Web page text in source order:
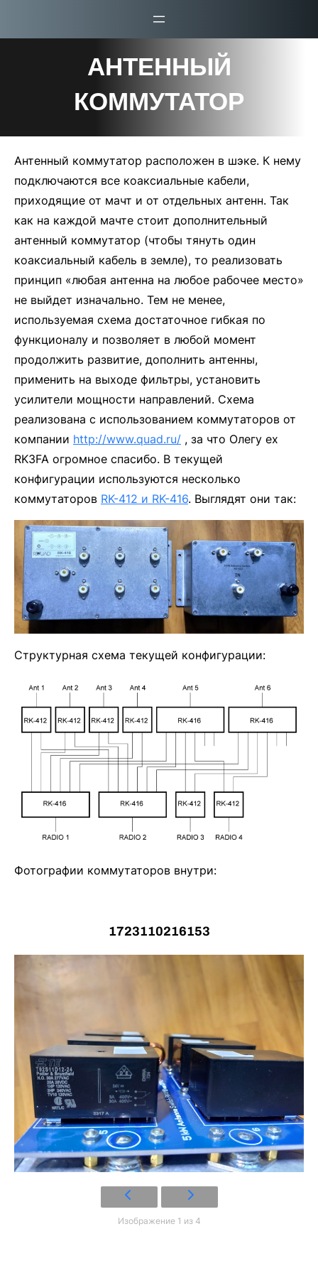
содержимому
АНТЕННЫЙ
КОММУТАТОР
Антенный коммутатор расположен в шэке. К нему
подключаются все коаксиальные кабели,
приходящие от мачт и от отдельных антенн. Так
как на каждой мачте стоит дополнительный
антенный коммутатор (чтобы тянуть один
коаксиальный кабель в земле), то реализовать
принцип «любая антенна на любое рабочее место»
не выйдет изначально. Тем не менее,
используемая схема достаточное гибкая по
функционалу и позволяет в любой момент
продолжить развитие, дополнить антенны,
применить на выходе фильтры, установить
усилители мощности направлений. Схема
реализована с использованием коммутаторов от
компании http://www.quad.ru/ , за что Олегу ех
RK3FA огромное спасибо. В текущей
конфигурации используются несколько
коммутаторов RK-412 и RK-416. Выглядят они так:
Структурная схема текущей конфигурации:
Фотографии коммутаторов внутри:
1723110216153
Изображение 1 из 4